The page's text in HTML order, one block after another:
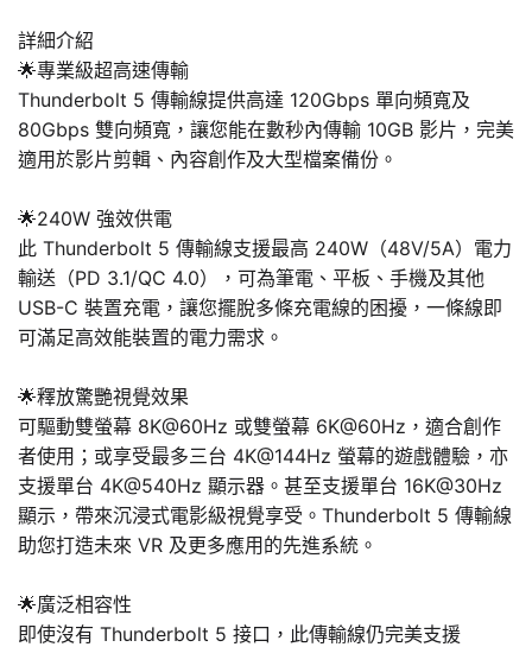
詳細介紹
🌟專業級超高速傳輸
Thunderbolt 5 傳輸線提供高達 120Gbps 單向頻寬及
80Gbps 雙向頻寬，讓您能在數秒內傳輸 10GB 影片，完美
適用於影片剪輯、內容創作及大型檔案備份。
🌟240W 強效供電
此 Thunderbolt 5 傳輸線支援最高 240W（48V/5A）電力
輸送（PD 3.1/QC 4.0），可為筆電、平板、手機及其他
USB-C 裝置充電，讓您擺脫多條充電線的困擾，一條線即
可滿足高效能裝置的電力需求。
🌟釋放驚艷視覺效果
可驅動雙螢幕 8K@60Hz 或雙螢幕 6K@60Hz，適合創作
者使用；或享受最多三台 4K@144Hz 螢幕的遊戲體驗，亦
支援單台 4K@540Hz 顯示器。甚至支援單台 16K@30Hz
顯示，帶來沉浸式電影級視覺享受。Thunderbolt 5 傳輸線
助您打造未來 VR 及更多應用的先進系統。
🌟廣泛相容性
即使沒有 Thunderbolt 5 接口，此傳輸線仍完美支援